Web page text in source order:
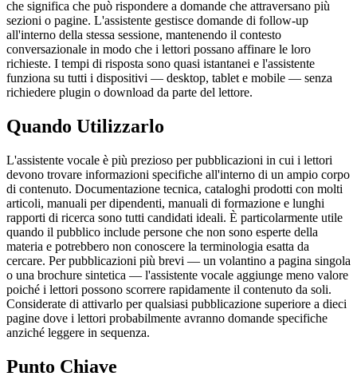
che significa che può rispondere a domande che attraversano più
sezioni o pagine. L'assistente gestisce domande di follow-up
all'interno della stessa sessione, mantenendo il contesto
conversazionale in modo che i lettori possano affinare le loro
richieste. I tempi di risposta sono quasi istantanei e l'assistente
funziona su tutti i dispositivi — desktop, tablet e mobile — senza
richiedere plugin o download da parte del lettore.
Quando Utilizzarlo
L'assistente vocale è più prezioso per pubblicazioni in cui i lettori
devono trovare informazioni specifiche all'interno di un ampio corpo
di contenuto. Documentazione tecnica, cataloghi prodotti con molti
articoli, manuali per dipendenti, manuali di formazione e lunghi
rapporti di ricerca sono tutti candidati ideali. È particolarmente utile
quando il pubblico include persone che non sono esperte della
materia e potrebbero non conoscere la terminologia esatta da
cercare. Per pubblicazioni più brevi — un volantino a pagina singola
o una brochure sintetica — l'assistente vocale aggiunge meno valore
poiché i lettori possono scorrere rapidamente il contenuto da soli.
Considerate di attivarlo per qualsiasi pubblicazione superiore a dieci
pagine dove i lettori probabilmente avranno domande specifiche
anziché leggere in sequenza.
Punto Chiave